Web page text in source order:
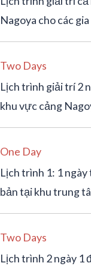
Nagoya cho các
Two Days
Lịch trình giải trí 2
khu vực cảng
One Day
Lịch trình 1: 1
bản tại khu trung
Two Days
Lịch trình 2 ngày 1